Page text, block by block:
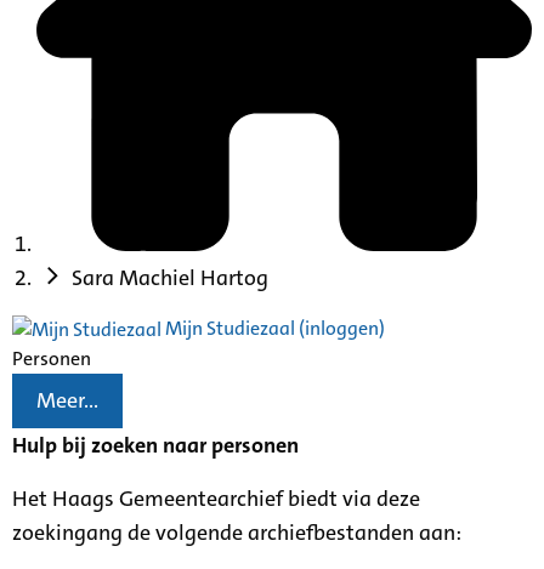
Sara Machiel Hartog
Mijn Studiezaal (inloggen)
Personen
Meer...
Hulp bij zoeken naar personen
Het Haags Gemeentearchief biedt via deze
zoekingang de volgende archiefbestanden aan: